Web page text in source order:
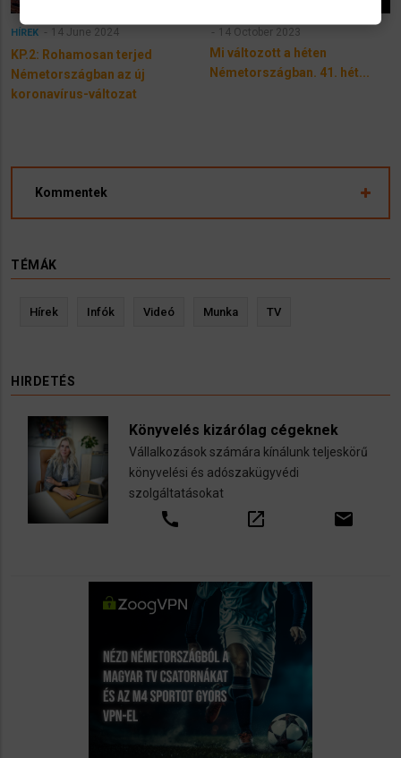
HÍREK 14 June 2024
KP.2: Rohamosan terjed
Németországban az új
koronavírus-változat
14 October 2023
Mi változott a héten
Németországban. 41. hét...
Kommentek
TÉMÁK
Hírek Infók Videó Munka TV
HIRDETÉS
Könyvelés kizárólag cégeknek
Vállalkozások számára kínálunk teljeskörű
könyvelési és adószakügyvédi
szolgáltatásokat
call open_in_new email